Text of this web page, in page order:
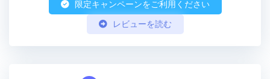
限定キャンペーンをご利用ください
レビューを読む